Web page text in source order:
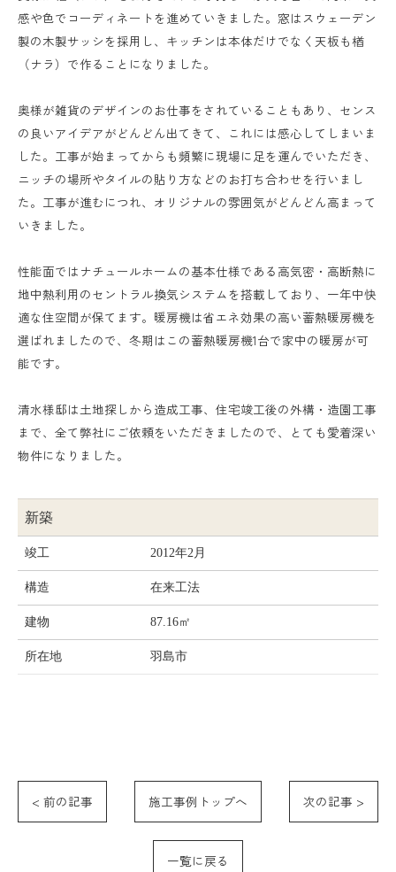
感や色でコーディネートを進めていきました。窓はスウェーデン
製の木製サッシを採用し、キッチンは本体だけでなく天板も楢
（ナラ）で作ることになりました。
奥様が雑貨のデザインのお仕事をされていることもあり、センス
の良いアイデアがどんどん出てきて、これには感心してしまいま
した。工事が始まってからも頻繁に現場に足を運んでいただき、
ニッチの場所やタイルの貼り方などのお打ち合わせを行いまし
た。工事が進むにつれ、オリジナルの雰囲気がどんどん高まって
いきました。
性能面ではナチュールホームの基本仕様である高気密・高断熱に
地中熱利用のセントラル換気システムを搭載しており、一年中快
適な住空間が保てます。暖房機は省エネ効果の高い蓄熱暖房機を
選ばれましたので、冬期はこの蓄熱暖房機1台で家中の暖房が可
能です。
清水様邸は土地探しから造成工事、住宅竣工後の外構・造園工事
まで、全て弊社にご依頼をいただきましたので、とても愛着深い
物件になりました。
新築
竣工 2012年2月
構造 在来工法
建物 87.16㎡
所在地 羽島市
< 前の記事 施工事例トップへ 次の記事 >
一覧に戻る